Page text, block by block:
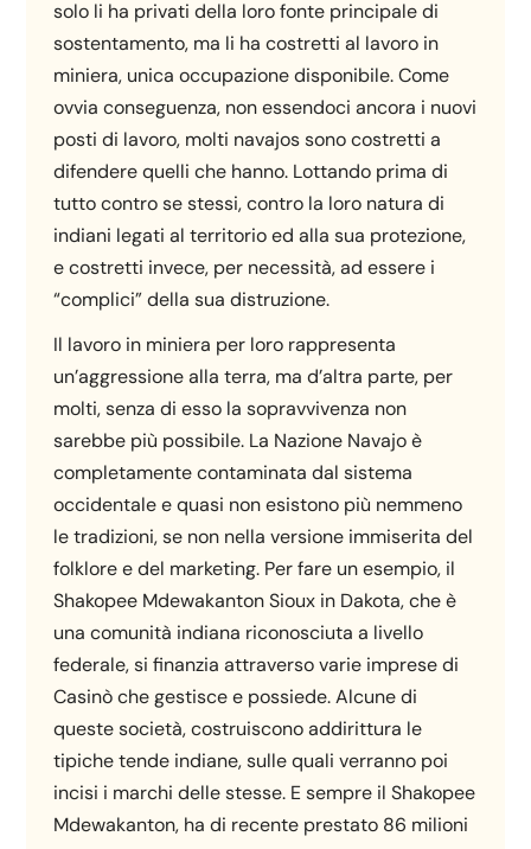
solo li ha privati della loro fonte principale di
sostentamento, ma li ha costretti al lavoro in
miniera, unica occupazione disponibile. Come
ovvia conseguenza, non essendoci ancora i nuovi
posti di lavoro, molti navajos sono costretti a
difendere quelli che hanno. Lottando prima di
tutto contro se stessi, contro la loro natura di
indiani legati al territorio ed alla sua protezione,
e costretti invece, per necessità, ad essere i
“complici” della sua distruzione.
Il lavoro in miniera per loro rappresenta
un’aggressione alla terra, ma d’altra parte, per
molti, senza di esso la sopravvivenza non
sarebbe più possibile. La Nazione Navajo è
completamente contaminata dal sistema
occidentale e quasi non esistono più nemmeno
le tradizioni, se non nella versione immiserita del
folklore e del marketing. Per fare un esempio, il
Shakopee Mdewakanton Sioux in Dakota, che è
una comunità indiana riconosciuta a livello
federale, si finanzia attraverso varie imprese di
Casinò che gestisce e possiede. Alcune di
queste società, costruiscono addirittura le
tipiche tende indiane, sulle quali verranno poi
incisi i marchi delle stesse. E sempre il Shakopee
Mdewakanton, ha di recente prestato 86 milioni